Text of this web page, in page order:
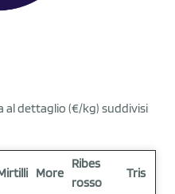
al dettaglio (€/kg) suddivisi
More
Ribes
rosso
Tris